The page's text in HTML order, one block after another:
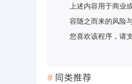
上述内容用于商业
容随之而来的风险
您喜欢该程序，请
同类推荐